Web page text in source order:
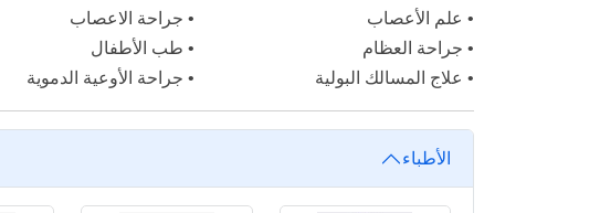
• علم الأعصاب • جراحة الاعصاب
• جراحة العظام • طب الأطفال
• علاج المسالك البولية • جراحة الأوعية الدموية
الأطباء